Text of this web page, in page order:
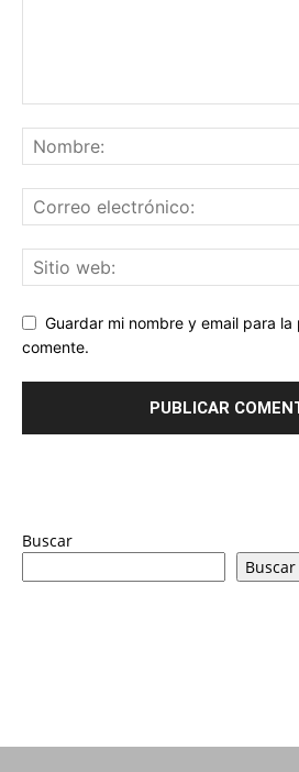
Guardar mi nombre y email para
comente.
Buscar
Buscar